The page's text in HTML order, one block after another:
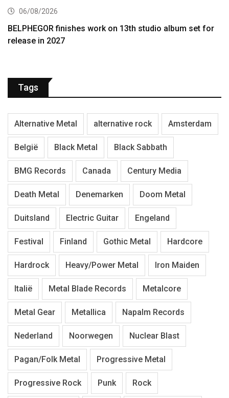
06/08/2026
BELPHEGOR finishes work on 13th studio album set for
release in 2027
Tags
Alternative Metal alternative rock Amsterdam
België Black Metal Black Sabbath
BMG Records Canada Century Media
Death Metal Denemarken Doom Metal
Duitsland Electric Guitar Engeland
Festival Finland Gothic Metal Hardcore
Hardrock Heavy/Power Metal Iron Maiden
Italië Metal Blade Records Metalcore
Metal Gear Metallica Napalm Records
Nederland Noorwegen Nuclear Blast
Pagan/Folk Metal Progressive Metal
Progressive Rock Punk Rock